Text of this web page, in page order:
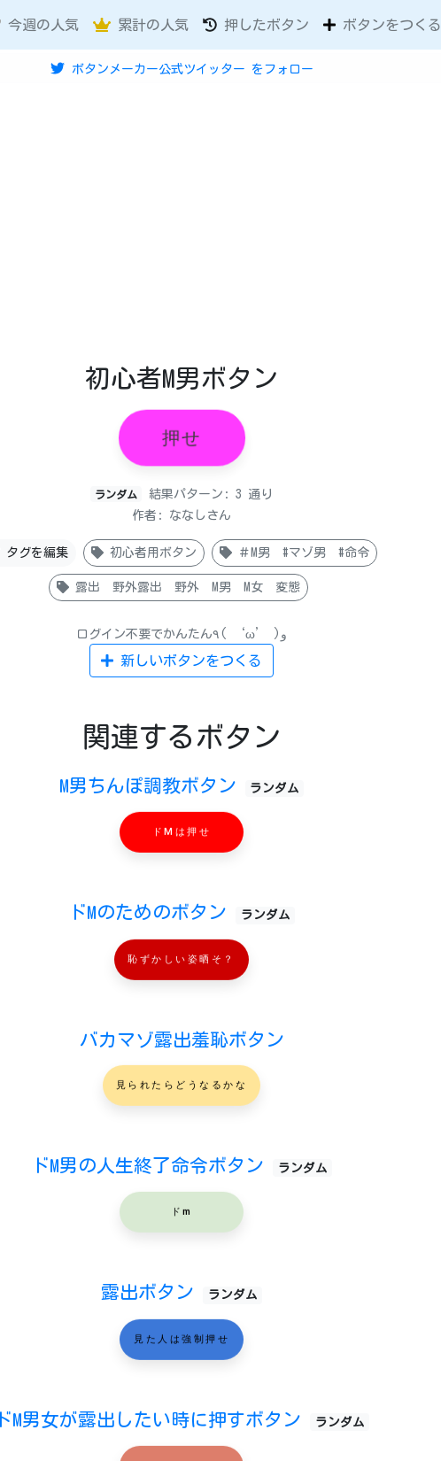
今週の人気 累計の人気 押したボタン ボタンをつくる
ボタンメーカー公式ツイッター をフォロー
初心者M男ボタン
押せ
ランダム
結果パターン: 3 通り
作者: ななしさん
タグを編集 初心者用ボタン ＃M男 #マゾ男 #命令
露出 野外露出 野外 M男 M女 変態
ログイン不要でかんたん٩( ‘ω’ )و
新しいボタンをつくる
関連するボタン
M男ちんぽ調教ボタン ランダム
ドMは押せ
ドMのためのボタン ランダム
恥ずかしい姿晒そ？
バカマゾ露出羞恥ボタン
見られたらどうなるかな
ドM男の人生終了命令ボタン ランダム
ドm
露出ボタン ランダム
見た人は強制押せ
ドM男女が露出したい時に押すボタン ランダム